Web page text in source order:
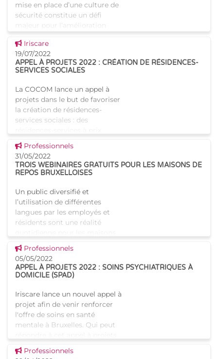
mise en place d’une culture de
sécurité constitue un défi
majeur pour l’amélioration
soins de santé. Pour y arriver,
cela im
Voir cette news
Iriscare
19/07/2022
APPEL À PROJETS 2022 : CRÉATION DE RÉSIDENCES-
SERVICES SOCIALES
La COCOM lance un appel à
projets dans le but de favoriser
la création de résidences-
services sociales : des
accessibles favorisant les liens
sociaux entre résid
Voir cette news
Professionnels
31/05/2022
TROIS WEBINAIRES GRATUITS POUR LES MAISONS DE
REPOS BRUXELLOISES
Un public diversifié et
l’utilisation de différentes
langues par les employés et
résidents sont une réalité
de repos bruxelloises. Le
néerlandais est l'une des n
Voir cette news
Professionnels
05/05/2022
APPEL À PROJETS 2022 : SOINS PSYCHIATRIQUES À
DOMICILE (SPAD)
Iriscare lance un nouvel appel à
projet afin de venir renforcer
l'offre de soins en santé
mentale à Bruxelles. Qui peut
? Il vise les Initiatives d'Habitati
Voir cette news
Professionnels